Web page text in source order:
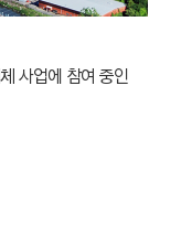
사업에 참여 중인